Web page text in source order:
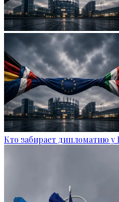
Кто забирает дипломатию у